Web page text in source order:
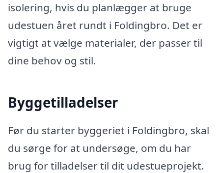
isolering, hvis du planlægger at bruge
udestuen året rundt i Foldingbro. Det er
vigtigt at vælge materialer, der passer til
dine behov og stil.
Byggetilladelser
Før du starter byggeriet i Foldingbro, skal
du sørge for at undersøge, om du har
brug for tilladelser til dit udestueprojekt.